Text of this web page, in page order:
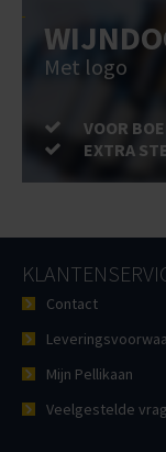
Met logo
VOOR
EXTRA
Contact
Mijn Pellikaan
Veelgestelde